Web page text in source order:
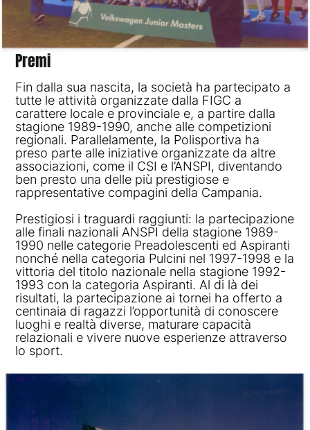
Premi
Fin dalla sua nascita, la società ha partecipato a
tutte le attività organizzate dalla FIGC a
carattere locale e provinciale e, a partire dalla
stagione 1989-1990, anche alle competizioni
regionali. Parallelamente, la Polisportiva ha
preso parte alle iniziative organizzate da altre
associazioni, come il CSI e l’ANSPI, diventando
ben presto una delle più prestigiose e
rappresentative compagini della Campania.
Prestigiosi i traguardi raggiunti: la partecipazione
alle finali nazionali ANSPI della stagione 1989-
1990 nelle categorie Preadolescenti ed Aspiranti
nonché nella categoria Pulcini nel 1997-1998 e la
vittoria del titolo nazionale nella stagione 1992-
1993 con la categoria Aspiranti. Al di là dei
risultati, la partecipazione ai tornei ha offerto a
centinaia di ragazzi l’opportunità di conoscere
luoghi e realtà diverse, maturare capacità
relazionali e vivere nuove esperienze attraverso
lo sport.